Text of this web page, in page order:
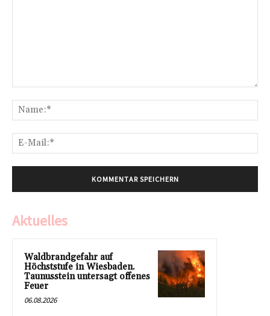
Aktuelles
Waldbrandgefahr auf
Höchststufe in Wiesbaden.
Taunusstein untersagt offenes
Feuer
06.08.2026